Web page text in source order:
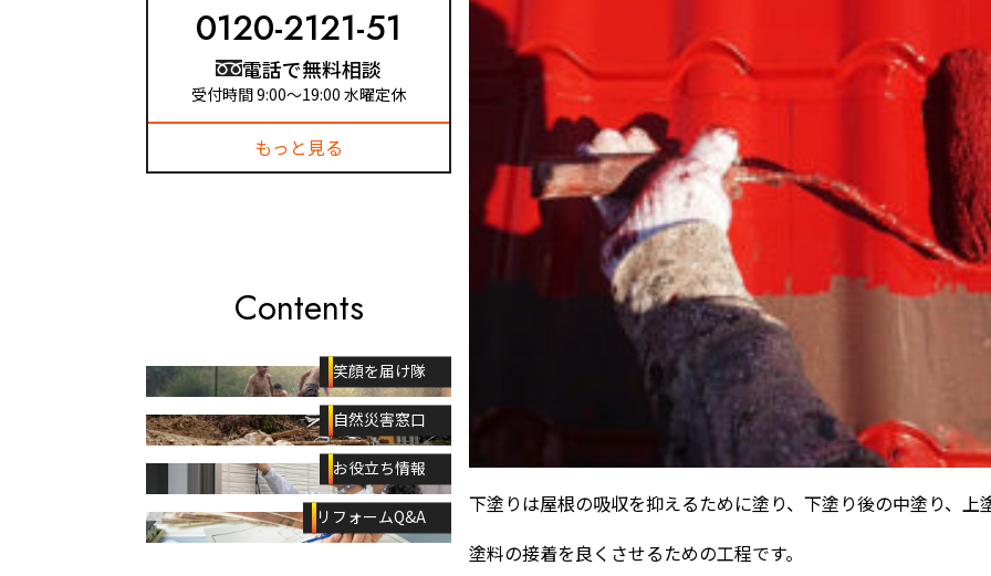
下塗りは屋根の吸収を抑えるために塗り、下塗り後の中塗り、上
塗料の接着を良くさせるための工程です。
0120-2121-51
電話で無料相談
受付時間 9:00〜19:00 水曜定休
もっと見る
Contents
笑顔を届け隊
自然災害窓口
お役立ち情報
リフォームQ&A